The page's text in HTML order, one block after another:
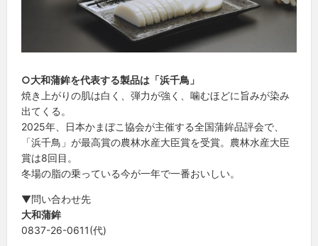
○大和蒲鉾を代表する製品は「浜千鳥」
焼き上がりの肌は白く、弾力が強く、噛むほどに旨みが染み
出てくる。
2025年、日本かまぼこ協会が主催する全国蒲鉾品評会で、
「浜千鳥」が最高賞の農林水産大臣賞を受賞。農林水産大臣
賞は8回目。
冬場の脂の乗っている今が一年で一番おいしい。
▼問い合わせ先
大和蒲鉾
0837-26-0611(代)